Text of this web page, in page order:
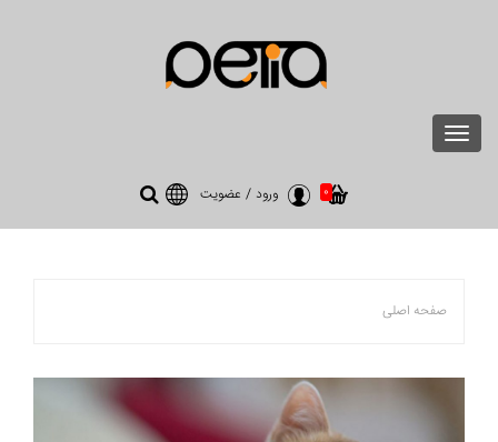
Toggle
navigation
0 ورود / عضویت
صفحه اصلی